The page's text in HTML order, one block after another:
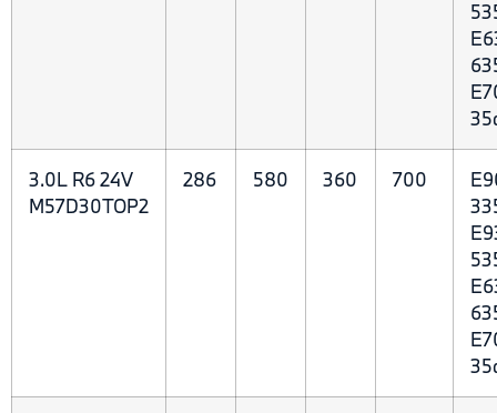
3.0L R6 24V
M57D30TOP2
286 580 360 700